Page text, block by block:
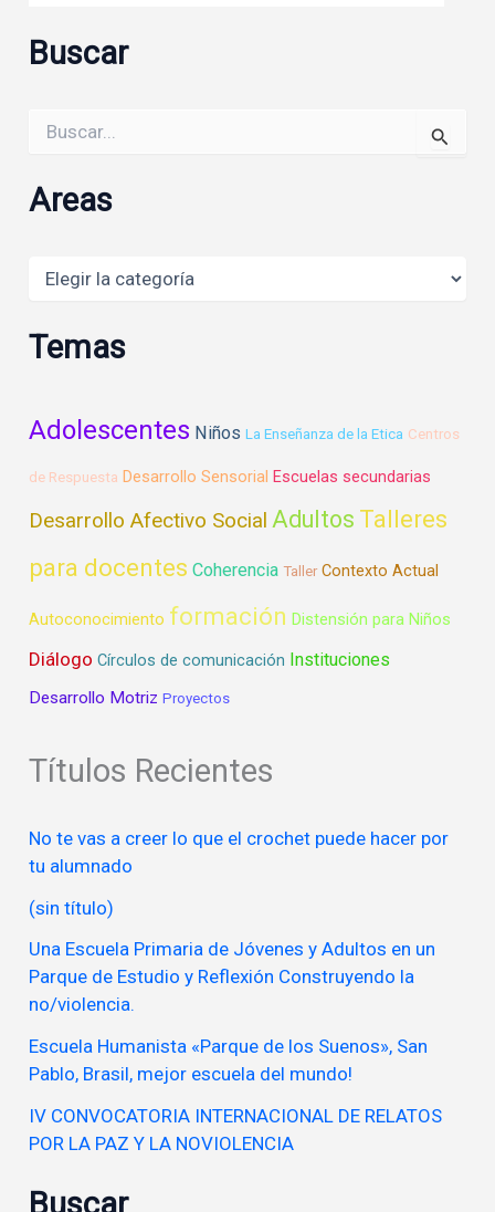
Buscar
por:
Areas
Temas
Adolescentes Niños La Enseñanza de la Etica Centros
de Respuesta Desarrollo Sensorial Escuelas secundarias
Desarrollo Afectivo Social Adultos Talleres
para docentes Coherencia Taller Contexto Actual
Autoconocimiento formación Distensión para Niños
Diálogo Círculos de comunicación Instituciones
Desarrollo Motriz Proyectos
Títulos Recientes
No te vas a creer lo que el crochet puede hacer por
tu alumnado
(sin título)
Una Escuela Primaria de Jóvenes y Adultos en un
Parque de Estudio y Reflexión Construyendo la
no/violencia.
Escuela Humanista «Parque de los Suenos», San
Pablo, Brasil, mejor escuela del mundo!
IV CONVOCATORIA INTERNACIONAL DE RELATOS
POR LA PAZ Y LA NOVIOLENCIA
Buscar